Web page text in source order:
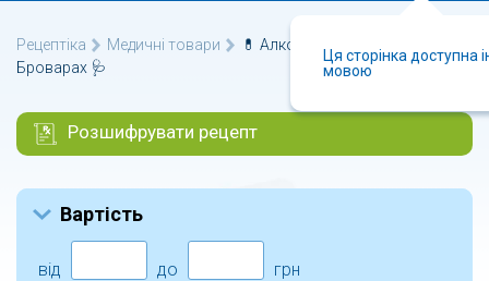
Ця сторінка доступна
мовою
Рецептіка Медичні товари
💊 Алкотестери (алкометри) у
Броварах 🩺
Розшифрувати рецепт
Вартість
від до грн